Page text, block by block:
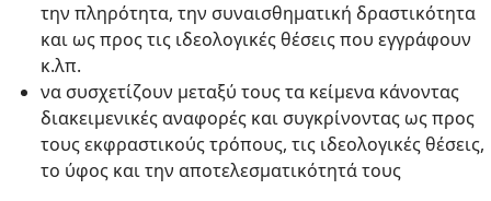
την πληρότητα, την συναισθηματική δραστικότητα
και ως προς τις ιδεολογικές θέσεις που εγγράφουν
κ.λπ.
να συσχετίζουν μεταξύ τους τα κείμενα κάνοντας
διακειμενικές αναφορές και συγκρίνοντας ως προς
τους εκφραστικούς τρόπους, τις ιδεολογικές θέσεις,
το ύφος και την αποτελεσματικότητά τους